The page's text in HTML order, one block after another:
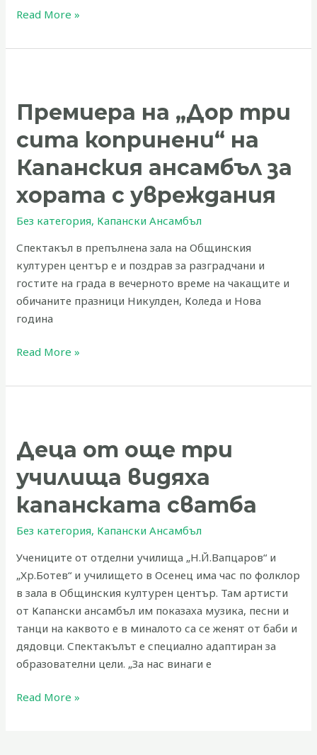
Read More »
Премиера на „Дор три
сита копринени“ на
Капанския ансамбъл за
хората с увреждания
Без категория, Капански Ансамбъл
Спектакъл в препълнена зала на Общинския
културен център е и поздрав за разградчани и
гостите на града в вечерното време на чакащите и
обичаните празници Никулден, Коледа и Нова
година
„Дор
три
сита
копринени“
на
Капанския
ансамбъл
хората
с
увреждания
Read More »
Деца от още три
училища видяха
капанската сватба
Без категория, Капански Ансамбъл
Учениците от отделни училища „Н.Й.Вапцаров“ и
„Хр.Ботев“ и училището в Осенец има час по фолклор
в зала в Общинския културен център. Там артисти
от Капански ансамбъл им показаха музика, песни и
танци на каквото е в миналото са се женят от баби и
дядовци. Спектакълът е специално адаптиран за
образователни цели. „За нас винаги е
още
три
училища
видяха
капанската
сватба
Read More »